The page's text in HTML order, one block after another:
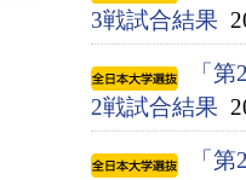
3戦試合結果
「
2戦試合結果
「